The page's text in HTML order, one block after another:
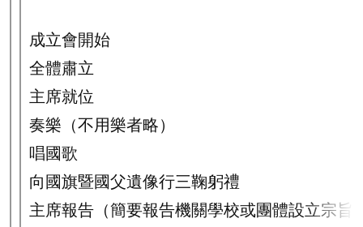
成立會開始
全體肅立
主席就位
奏樂（不用樂者略）
唱國歌
向國旗暨國父遺像行三鞠躬禮
主席報告（簡要報告機關學校或團體設立宗旨